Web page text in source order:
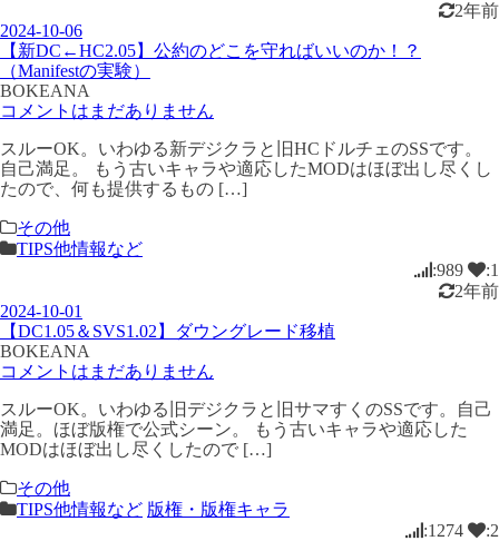
2年前
2024-10-06
【新DC←HC2.05】公約のどこを守ればいいのか！？
（Manifestの実験）
BOKEANA
コメントはまだありません
スルーOK。いわゆる新デジクラと旧HCドルチェのSSです。
自己満足。 もう古いキャラや適応したMODはほぼ出し尽くし
たので、何も提供するもの […]
その他
TIPS他情報など
:989
:1
2年前
2024-10-01
【DC1.05＆SVS1.02】ダウングレード移植
BOKEANA
コメントはまだありません
スルーOK。いわゆる旧デジクラと旧サマすくのSSです。自己
満足。ほぼ版権で公式シーン。 もう古いキャラや適応した
MODはほぼ出し尽くしたので […]
その他
TIPS他情報など 版権・版権キャラ
:1274
:2